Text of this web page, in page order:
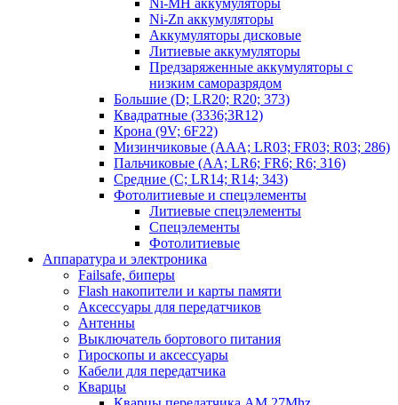
Ni-MH аккумуляторы
Ni-Zn аккумуляторы
Аккумуляторы дисковые
Литиевые аккумуляторы
Предзаряженные аккумуляторы с
низким саморазрядом
Большие (D; LR20; R20; 373)
Квадратные (3336;3R12)
Крона (9V; 6F22)
Мизинчиковые (AAA; LR03; FR03; R03; 286)
Пальчиковые (AA; LR6; FR6; R6; 316)
Средние (C; LR14; R14; 343)
Фотолитиевые и спецэлементы
Литиевые спецэлементы
Спецэлементы
Фотолитиевые
Аппаратура и электроника
Failsafe, биперы
Flash накопители и карты памяти
Аксессуары для передатчиков
Антенны
Выключатель бортового питания
Гироскопы и аксессуары
Кабели для передатчика
Кварцы